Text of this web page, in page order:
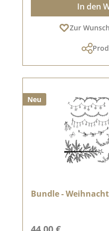
In den
Zur
Neu
Bundle -
Regulärer Preis: